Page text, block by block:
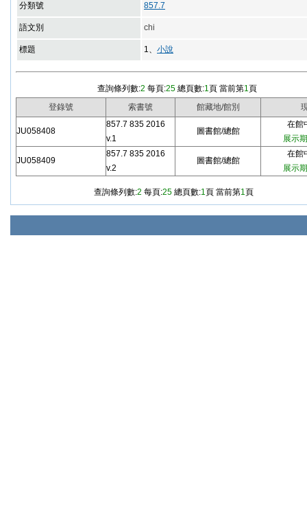
分類號 857.7
語文別 chi
標題 1、 小說
查詢條列數:2 每頁:25總頁數:1頁 當前第1頁
登錄號
索書號 館藏地/館別
JU058408
857.7 835 2016
v.1
圖書館/總館
在館
展示
JU058409
857.7 835 2016
v.2
圖書館/總館
在館
展示
查詢條列數:2 每頁:25 總頁數:1頁 當前第1頁